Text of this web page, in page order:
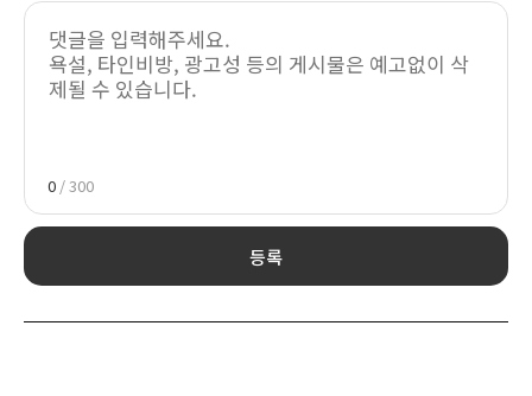
0 / 300
등록